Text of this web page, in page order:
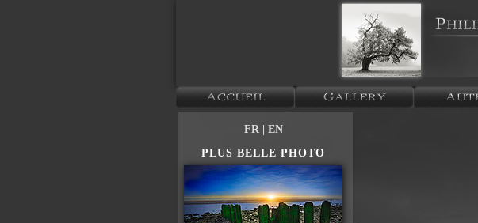
FR
| EN
PLUS BELLE PHOTO